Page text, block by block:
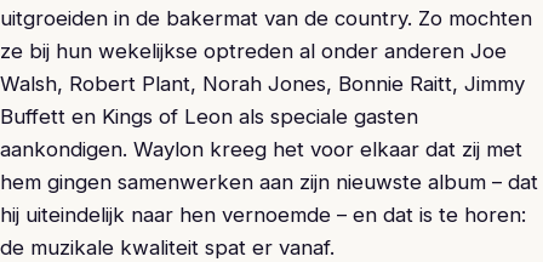
uitgroeiden in de bakermat van de country. Zo mochten
ze bij hun wekelijkse optreden al onder anderen Joe
Walsh, Robert Plant, Norah Jones, Bonnie Raitt, Jimmy
Buffett en Kings of Leon als speciale gasten
aankondigen. Waylon kreeg het voor elkaar dat zij met
hem gingen samenwerken aan zijn nieuwste album – dat
hij uiteindelijk naar hen vernoemde – en dat is te horen:
de muzikale kwaliteit spat er vanaf.